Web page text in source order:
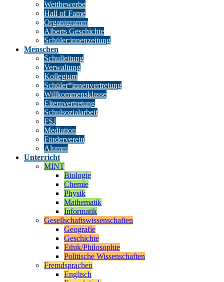
Wettbewerbe
Hall of Fame
Organigramm
Alberts Geschichte
Schüler:innenzeitung
Menschen
Schulleitung
Verwaltung
Kollegium
Schüler*innenvertretung
Willkommensklasse
Elternvertretung
Schulsozialarbeit
FSJ
Mediation
Förderverein
Alumni
Unterricht
MINT
Biologie
Chemie
Physik
Mathematik
Informatik
Gesellschaftswissenschaften
Geografie
Geschichte
Ethik/Philosophie
Politische Wissenschaften
Fremdsprachen
Englisch